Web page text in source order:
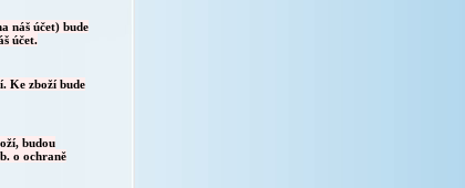
náš účet) bude
účet.
Ke zboží bude
budou
o ochraně